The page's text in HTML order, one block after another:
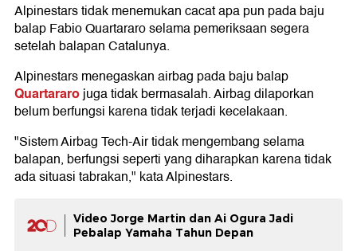
Alpinestars tidak menemukan cacat apa pun pada baju
balap Fabio Quartararo selama pemeriksaan segera
setelah balapan Catalunya.
Alpinestars menegaskan airbag pada baju balap
Quartararojuga tidak bermasalah. Airbag dilaporkan
belum berfungsi karena tidak terjadi kecelakaan.
"Sistem Airbag Tech-Air tidak mengembang selama
balapan, berfungsi seperti yang diharapkan karena tidak
ada situasi tabrakan," kata Alpinestars.
Video Jorge Martin dan Ai Ogura Jadi
Pebalap Yamaha Tahun Depan